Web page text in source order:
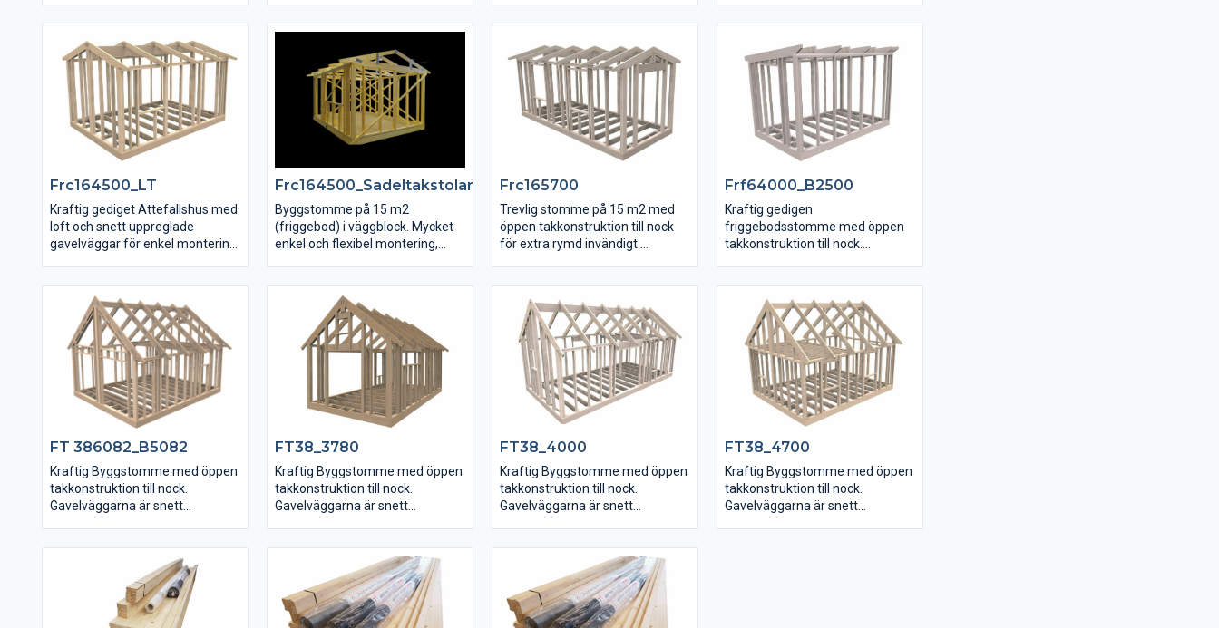
väggsektioner.
uppreglade och följer
taklutningen blir monteringen av
isolering, inre och yttre
beklädnad enkelt.
isolering, inre och yttre
beklädnad enkelt.
isolering, inre och yttre
beklädnad enkelt.
Frc164500_LT
Kraftig gediget Attefallshus med
loft och snett uppreglade
gavelväggar för enkel montering
uppreglade och följer
taklutningen blir monteringen av
isolering, inre och yttre
beklädnad enkelt.
Frc164500_Sadeltakstolar
Byggstomme på 15 m2
(friggebod) i väggblock. Mycket
enkel och flexibel montering,
placeras på valfri plats.
Frc165700
Trevlig stomme på 15 m2 med
öppen takkonstruktion till nock
för extra rymd invändigt.
montering!
Frf64000_B2500
Kraftig gedigen
friggebodsstomme med öppen
takkonstruktion till nock.
FT 386082_B5082
Kraftig Byggstomme med öppen
takkonstruktion till nock.
Gavelväggarna är snett
att isolera hela vägen upp.
Färdiga urtag för dörr -och
fönsterhål enligt bilden.
FT38_3780
Kraftig Byggstomme med öppen
takkonstruktion till nock.
Gavelväggarna är snett
att isolera hela vägen upp.
Färdiga urtag för dörr -och
fönsterhål enligt bilden.
FT38_4000
Kraftig Byggstomme med öppen
takkonstruktion till nock.
Gavelväggarna är snett
att isolera hela vägen upp.
Färdiga urtag för dörr -och
fönsterhål enligt bilden.
FT38_4700
Kraftig Byggstomme med öppen
takkonstruktion till nock.
Gavelväggarna är snett